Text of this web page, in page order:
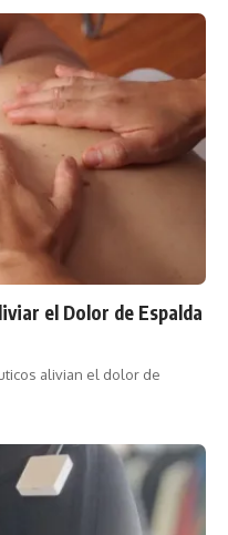
el Dolor de Espalda
alivian el dolor de